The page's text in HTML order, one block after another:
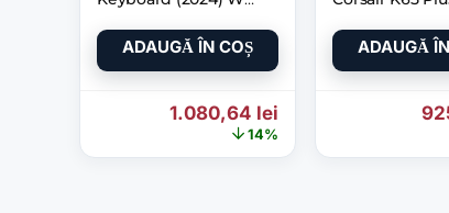
Numeric Keypad
ADAUGĂ ÎN COȘ
Prețul inițial a fost: 1.260,62
1.080,64 lei Prețul curent
14%
Mecanica
ADAUGĂ